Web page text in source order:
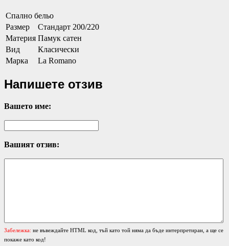
Спално бельо
Размер
Стандарт 200/220
Материя Памук сатен
Вид
Класически
Марка
La Romano
Напишете отзив
Вашето име:
Вашият отзив:
Забележка: не въвеждайте HTML код, тъй като той няма да бъде интерпретиран, а ще се
покаже като код!